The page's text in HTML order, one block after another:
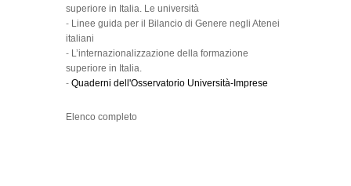
superiore in Italia. Le università
- Linee guida per il Bilancio di Genere negli Atenei
italiani
- L’internazionalizzazione della formazione
superiore in Italia.
- Quaderni dell'Osservatorio Università-Imprese
Elenco completo